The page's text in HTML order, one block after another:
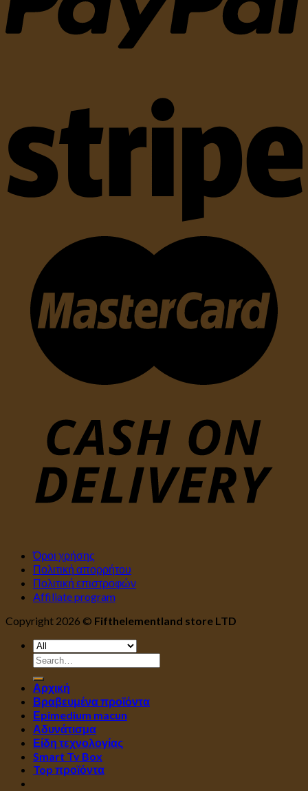
Όροι χρήσης
Πολιτική απορρήτου
Πολιτική επιστροφών
Affiliate program
Copyright 2026 © Fifthelementland store LTD
Search
for:
Αρχική
Βραβευμένα προϊόντα
Εpimedium macun
Αδυνάτισμα
Είδη τεχνολογίας
Smart Tv Box
Top προϊόντα